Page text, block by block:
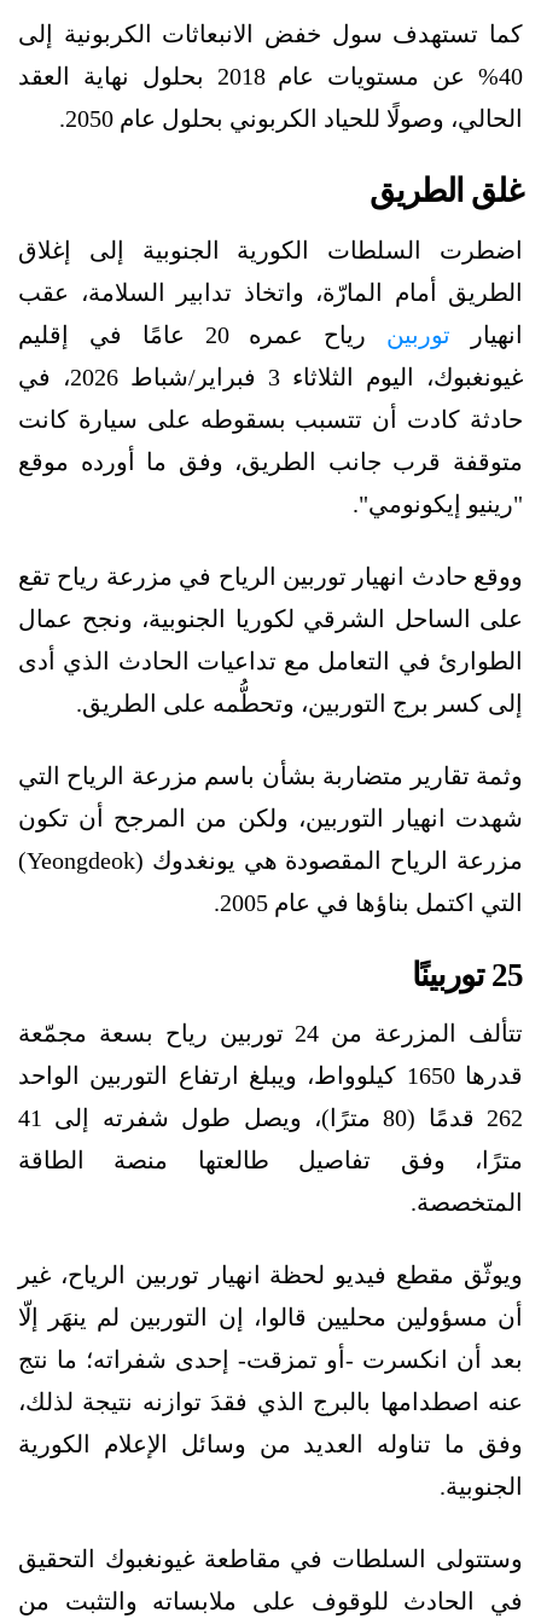
كما تستهدف سول خفض الانبعاثات الكربونية إلى
40% عن مستويات عام 2018 بحلول نهاية العقد
الحالي، وصولًا للحياد الكربوني بحلول عام 2050.
غلق الطريق
اضطرت السلطات الكورية الجنوبية إلى إغلاق
الطريق أمام المارّة، واتخاذ تدابير السلامة، عقب
انهيار توربين
رياح عمره 20 عامًا في إقليم
غيونغبوك، اليوم الثلاثاء 3 فبراير/شباط 2026، في
حادثة كادت أن تتسبب بسقوطه على سيارة كانت
متوقفة قرب جانب الطريق، وفق ما أورده موقع
"رينيو إيكونومي".
ووقع حادث انهيار توربين الرياح في مزرعة رياح تقع
على الساحل الشرقي لكوريا الجنوبية، ونجح عمال
الطوارئ في التعامل مع تداعيات الحادث الذي أدى
إلى كسر برج التوربين، وتحطُّمه على الطريق.
وثمة تقارير متضاربة بشأن باسم مزرعة الرياح التي
شهدت انهيار التوربين، ولكن من المرجح أن تكون
مزرعة الرياح المقصودة هي يونغدوك (Yeongdeok)
التي اكتمل بناؤها في عام 2005.
25 توربينًا
تتألف المزرعة من 24 توربين رياح بسعة مجمّعة
قدرها 1650 كيلوواط، ويبلغ ارتفاع التوربين الواحد
262 قدمًا (80 مترًا)، ويصل طول شفرته إلى 41
مترًا، وفق تفاصيل طالعتها منصة الطاقة
المتخصصة.
ويوثّق مقطع فيديو لحظة انهيار توربين الرياح، غير
أن مسؤولين محليين قالوا، إن التوربين لم ينهَر إلّا
بعد أن انكسرت -أو تمزقت- إحدى شفراته؛ ما نتج
عنه اصطدامها بالبرج الذي فقدَ توازنه نتيجة لذلك،
وفق ما تناوله العديد من وسائل الإعلام الكورية
الجنوبية.
وستتولى السلطات في مقاطعة غيونغبوك التحقيق
في الحادث للوقوف على ملابساته والتثبت من